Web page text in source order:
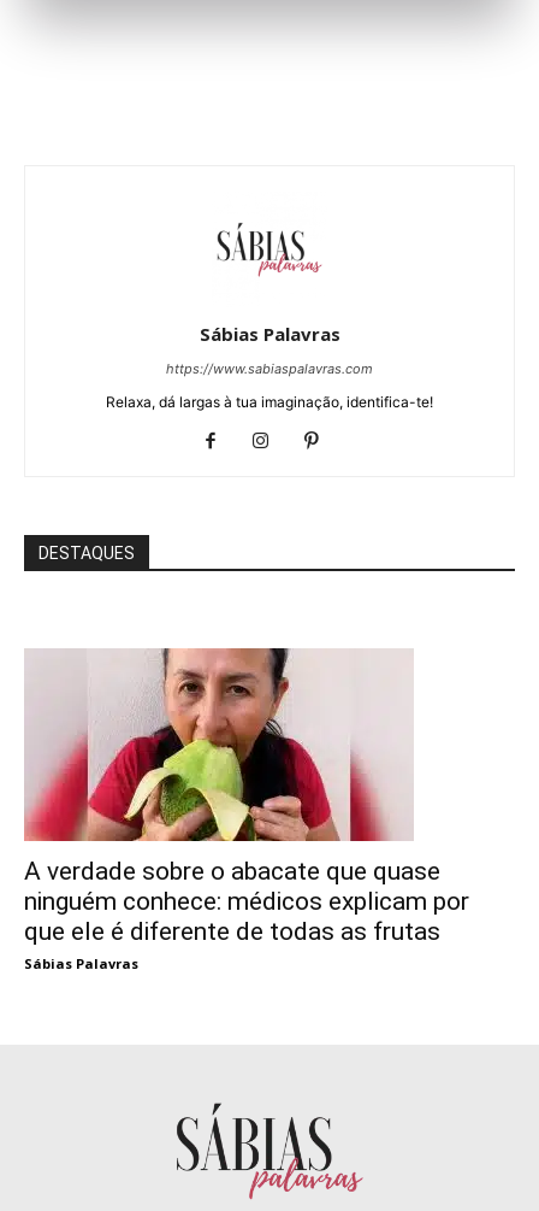
Sábias Palavras
https://www.sabiaspalavras.com
Relaxa, dá largas à tua imaginação, identifica-te!
DESTAQUES
A verdade sobre o abacate que quase
ninguém conhece: médicos explicam por
que ele é diferente de todas as frutas
Sábias Palavras